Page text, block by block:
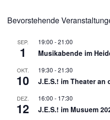
Bevorstehende
SEP.
1
19:00 -21:00
Musikabende im
OKT.
10
19:30 -21:30
J.E.S.! im Theater an
DEZ.
12
16:00 - 17:30
J.E.S.! im Musuem